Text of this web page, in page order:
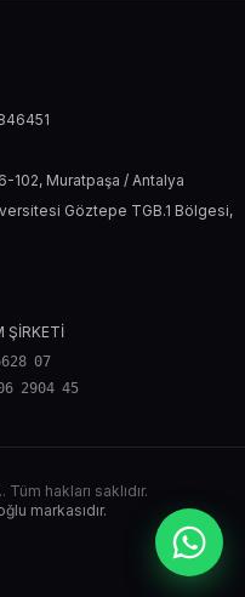
102, Muratpaşa / Antalya
Göztepe TGB.1 Bölgesi,
ŞİRKETİ
07
2904 45
hakları saklıdır.
markasıdır.